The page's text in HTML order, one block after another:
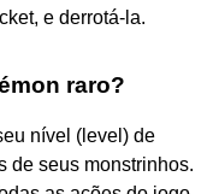
e derrotá-la.
raro?
nível (level) de
de seus monstrinhos.